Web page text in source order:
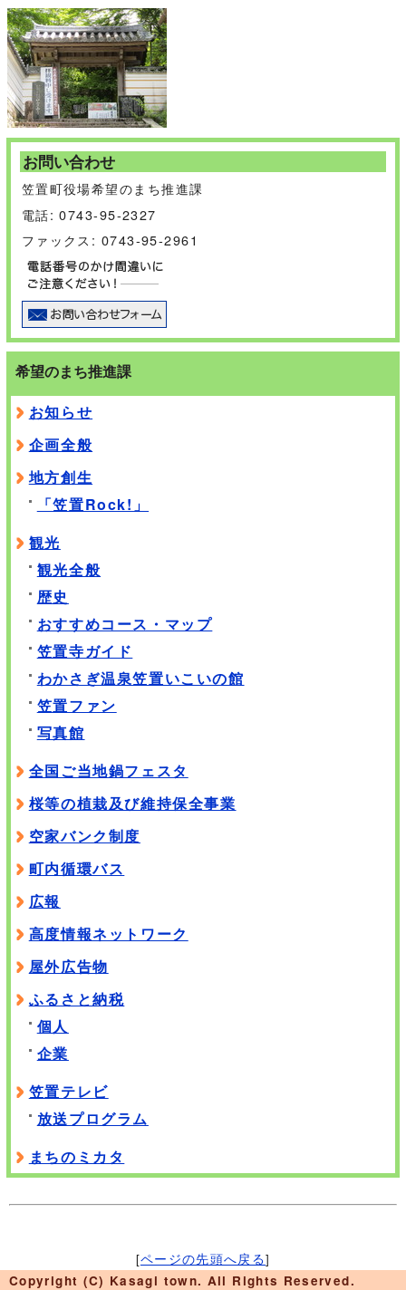
お問い合わせ
笠置町役場希望のまち推進課
電話: 0743-95-2327
ファックス: 0743-95-2961
希望のまち推進課
お知らせ
企画全般
地方創生
「笠置Rock!」
観光
観光全般
歴史
おすすめコース・マップ
笠置寺ガイド
わかさぎ温泉笠置いこいの館
笠置ファン
写真館
全国ご当地鍋フェスタ
桜等の植栽及び維持保全事業
空家バンク制度
町内循環バス
広報
高度情報ネットワーク
屋外広告物
ふるさと納税
個人
企業
笠置テレビ
放送プログラム
まちのミカタ
[ページの先頭へ戻る]
Copyright (C) Kasagi town. All Rights Reserved.